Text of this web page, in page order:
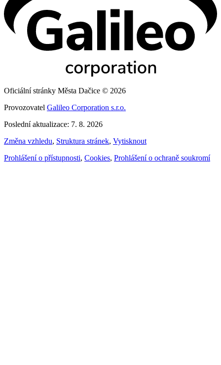
Oficiální stránky Města Dačice © 2026
Provozovatel Galileo Corporation s.r.o.
Poslední aktualizace: 7. 8. 2026
Změna vzhledu, Struktura stránek, Vytisknout
Prohlášení o přístupnosti, Cookies, Prohlášení o ochraně soukromí